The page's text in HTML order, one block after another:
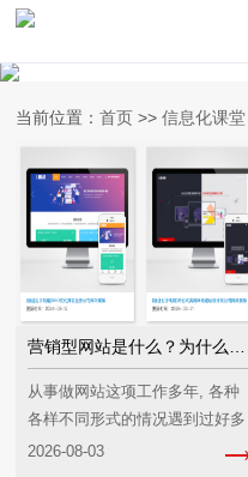
当前位置： 首页 >> 信息化课堂
从事做网站这项工作多年, 各种
各样不同形式的情况遇到过好多
好多。有好些老板拿出几万块钱
2026-08-03